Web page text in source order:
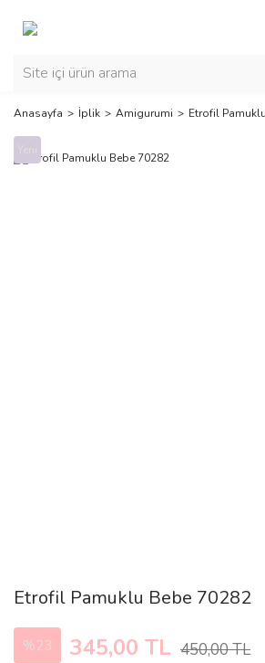
Anasayfa İplik Amigurumi Etrofil
Etrofil Pamuklu Bebe 70282
%23 345,00 TL 450,00 TL